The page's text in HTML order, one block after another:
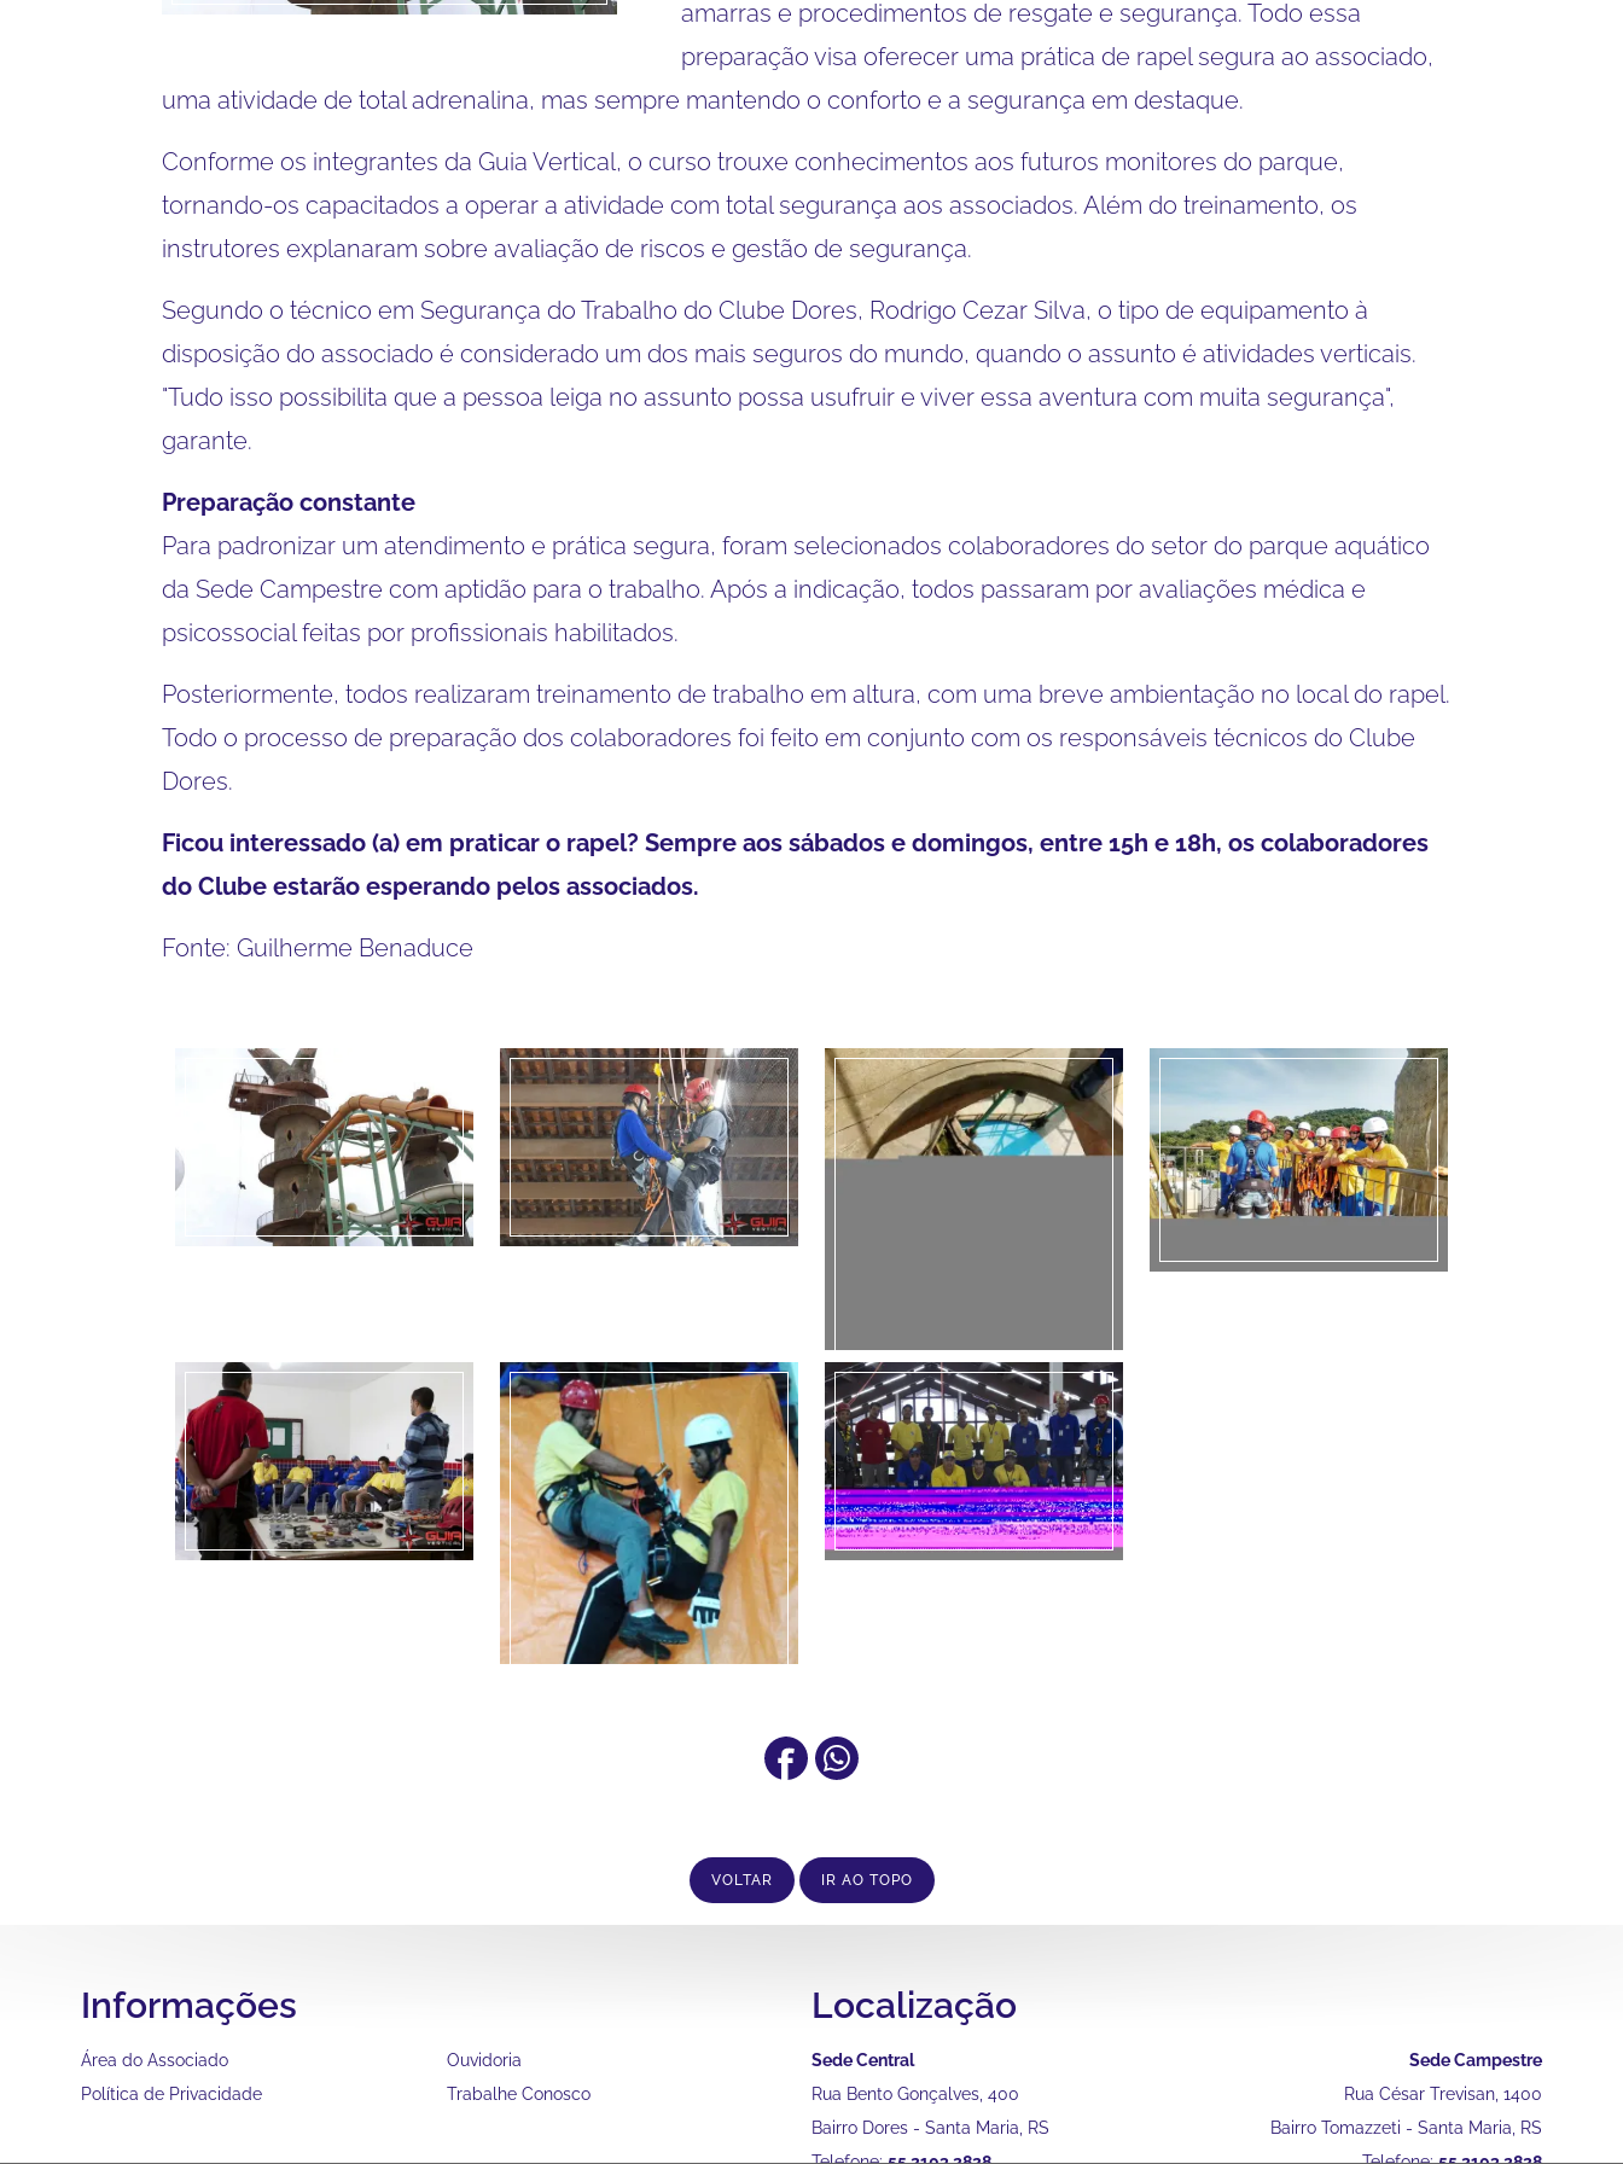
amarras e procedimentos de resgate e segurança. Todo essa
preparação visa oferecer uma prática de rapel segura ao associado,
uma atividade de total adrenalina, mas sempre mantendo o conforto e a segurança em destaque.
Conforme os integrantes da Guia Vertical, o curso trouxe conhecimentos aos futuros monitores do parque,
tornando-os capacitados a operar a atividade com total segurança aos associados. Além do treinamento, os
instrutores explanaram sobre avaliação de riscos e gestão de segurança.
Segundo o técnico em Segurança do Trabalho do Clube Dores, Rodrigo Cezar Silva, o tipo de equipamento à
disposição do associado é considerado um dos mais seguros do mundo, quando o assunto é atividades verticais.
"Tudo isso possibilita que a pessoa leiga no assunto possa usufruir e viver essa aventura com muita segurança",
garante.
Preparação constante
Para padronizar um atendimento e prática segura, foram selecionados colaboradores do setor do parque aquático
da Sede Campestre com aptidão para o trabalho. Após a indicação, todos passaram por avaliações médica e
psicossocial feitas por profissionais habilitados.
Posteriormente, todos realizaram treinamento de trabalho em altura, com uma breve ambientação no local do rapel.
Todo o processo de preparação dos colaboradores foi feito em conjunto com os responsáveis técnicos do Clube
Dores.
Ficou interessado (a) em praticar o rapel? Sempre aos sábados e domingos, entre 15h e 18h, os colaboradores
do Clube estarão esperando pelos associados.
Fonte: Guilherme Benaduce
VOLTAR IR AO TOPO
Informações
Área do Associado
Ouvidoria
Política de Privacidade
Trabalhe Conosco
Localização
Sede Central
Rua Bento Gonçalves, 400
Bairro Dores - Santa Maria, RS
Sede Campestre
Rua César Trevisan, 1400
Bairro Tomazzeti - Santa Maria, RS